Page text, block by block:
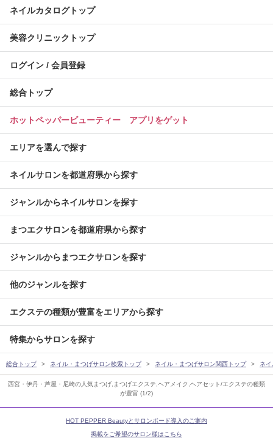
西宮・伊丹・芦屋・尼崎の人気まつげ,まつげエクステ,ヘアメイク,ヘアセット/エクステの種類
が豊富 (1/2)
ネイルカタログトップ
美容クリニックトップ
ログイン / 会員登録
総合トップ
ホットペッパービューティー アプリをゲット
エリアを選んで探す
ネイルサロンを都道府県から探す
ジャンルからネイルサロンを探す
まつエクサロンを都道府県から探す
ジャンルからまつエクサロンを探す
他のジャンルを探す
エクステの種類が豊富をエリアから探す
特集からサロンを探す
総合トップ ネイル・まつげサロン検索トップ ネイル・まつげサロン関西トップ ネ
HOT PEPPER Beautyとサロンボード導入のご案内
掲載をご希望のサロン様はこちら